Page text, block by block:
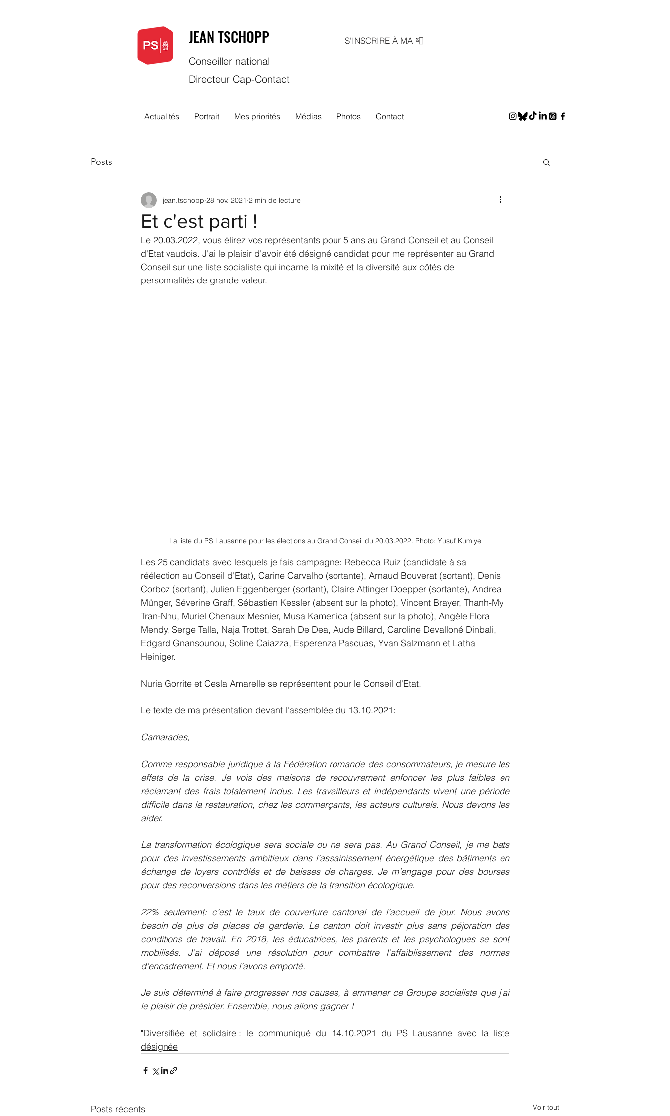
JEAN TSCHOPP S'INSCRIRE À MA 📮
Conseiller national
Directeur Cap-Contact
Actualités Portrait Mes priorités Médias Photos Contact
Posts
Et c'est parti !
jean.tschopp 28 nov. 2021 2 min de lecture
Le 20.03.2022, vous élirez vos représentants pour 5 ans au Grand Conseil et au Conseil
d'Etat vaudois. J'ai le plaisir d'avoir été désigné candidat pour me représenter au Grand
Conseil sur une liste socialiste qui incarne la mixité et la diversité aux côtés de
personnalités de grande valeur.
La liste du PS Lausanne pour les élections au Grand Conseil du 20.03.2022. Photo: Yusuf Kumiye
Les 25 candidats avec lesquels je fais campagne: Rebecca Ruiz (candidate à sa
réélection au Conseil d'Etat), Carine Carvalho (sortante), Arnaud Bouverat (sortant), Denis
Corboz (sortant), Julien Eggenberger (sortant), Claire Attinger Doepper (sortante), Andrea
Münger, Séverine Graff, Sébastien Kessler (absent sur la photo), Vincent Brayer, Thanh-My
Tran-Nhu, Muriel Chenaux Mesnier, Musa Kamenica (absent sur la photo), Angèle Flora
Mendy, Serge Talla, Naja Trottet, Sarah De Dea, Aude Billard, Caroline Devalloné Dinbali,
Edgard Gnansounou, Soline Caiazza, Esperenza Pascuas, Yvan Salzmann et Latha
Heiniger.
Nuria Gorrite et Cesla Amarelle se représentent pour le Conseil d'Etat.
Le texte de ma présentation devant l'assemblée du 13.10.2021:
Camarades,
Comme responsable juridique à la Fédération romande des consommateurs, je mesure les
effets de la crise. Je vois des maisons de recouvrement enfoncer les plus faibles en
réclamant des frais totalement indus. Les travailleurs et indépendants vivent une période
difficile dans la restauration, chez les commerçants, les acteurs culturels. Nous devons les
aider.
La transformation écologique sera sociale ou ne sera pas. Au Grand Conseil, je me bats
pour des investissements ambitieux dans l’assainissement énergétique des bâtiments en
échange de loyers contrôlés et de baisses de charges. Je m’engage pour des bourses
pour des reconversions dans les métiers de la transition écologique.
22% seulement: c’est le taux de couverture cantonal de l’accueil de jour. Nous avons
besoin de plus de places de garderie. Le canton doit investir plus sans péjoration des
conditions de travail. En 2018, les éducatrices, les parents et les psychologues se sont
mobilisés. J’ai déposé une résolution pour combattre l’affaiblissement des normes
d’encadrement. Et nous l’avons emporté.
Je suis déterminé à faire progresser nos causes, à emmener ce Groupe socialiste que j’ai
le plaisir de présider. Ensemble, nous allons gagner !
"Diversifiée et solidaire": le communiqué du 14.10.2021 du PS Lausanne avec la liste
désignée
Posts récents Voir tout